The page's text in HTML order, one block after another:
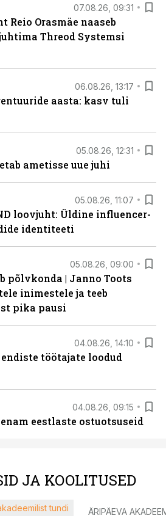
07.08.26, 09:31
Reio Orasmäe naaseb
Threod Systemsi
06.08.26, 13:17
aasta: kasv tuli
05.08.26, 12:31
ametisse uue juhi
05.08.26, 11:07
loovjuht: Üldine influencer-
identiteeti
05.08.26, 09:00
põlvkonda | Janno Toots
inimestele ja teeb
pika pausi
04.08.26, 14:10
töötajate loodud
04.08.26, 09:15
eestlaste ostuotsuseid
JA KOOLITUSED
tundi ÄRIPÄEVA